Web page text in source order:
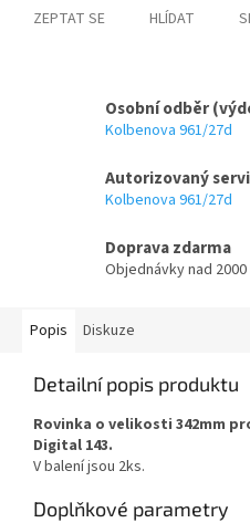
ZEPTAT SE HLÍDAT
Osobní odběr
Kolbenova 961/27d
Autorizovaný
Kolbenova 961/27d
Doprava zdarma
Objednávky nad 2000
Popis Diskuze
Detailní popis produktu
Rovinka o velikosti 342mm
Digital 143.
V balení jsou 2ks.
Doplňkové parametry